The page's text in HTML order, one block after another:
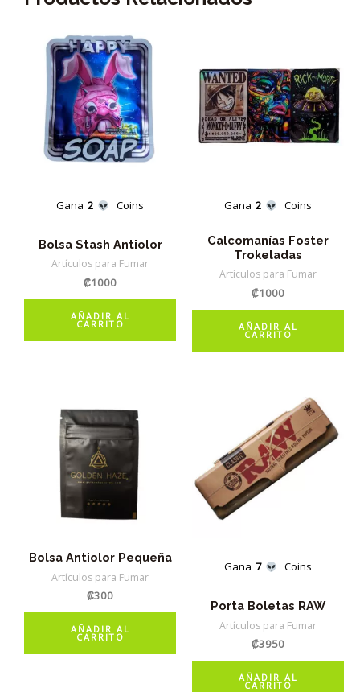
Gana 2 Coins
Bolsa Stash Antiolor
Artículos para Fumar
₡1000
AÑADIR AL
CARRITO
Gana 2 Coins
Calcomanías Foster
Trokeladas
Artículos para Fumar
₡1000
AÑADIR AL
CARRITO
Bolsa Antiolor Pequeña
Artículos para Fumar
₡300
AÑADIR AL
CARRITO
Gana 7 Coins
Porta Boletas RAW
Artículos para Fumar
₡3950
AÑADIR AL
CARRITO